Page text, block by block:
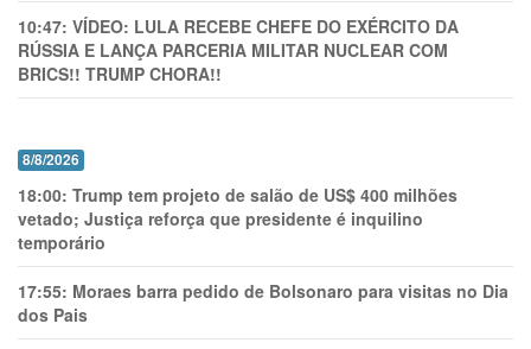
10:47: VÍDEO: LULA RECEBE CHEFE DO EXÉRCITO DA
RÚSSIA E LANÇA PARCERIA MILITAR NUCLEAR COM
BRICS!! TRUMP CHORA!!
8/8/2026
18:00: Trump tem projeto de salão de US$ 400 milhões
vetado; Justiça reforça que presidente é inquilino
temporário
17:55: Moraes barra pedido de Bolsonaro para visitas no Dia
dos Pais